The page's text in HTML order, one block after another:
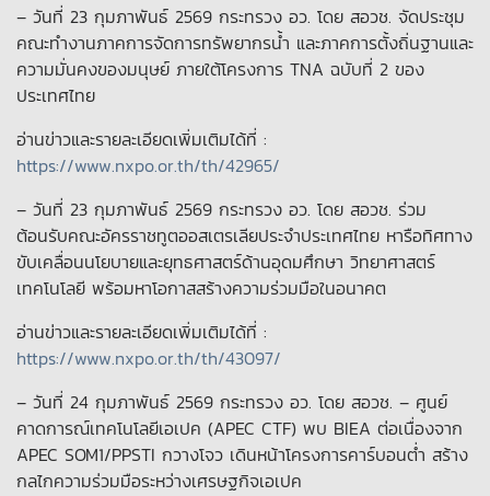
– วันที่ 23 กุมภาพันธ์ 2569 กระทรวง อว. โดย สอวช. จัดประชุม
คณะทำงานภาคการจัดการทรัพยากรน้ำ และภาคการตั้งถิ่นฐานและ
ความมั่นคงของมนุษย์ ภายใต้โครงการ TNA ฉบับที่ 2 ของ
ประเทศไทย
อ่านข่าวและรายละเอียดเพิ่มเติมได้ที่ :
https://www.nxpo.or.th/th/42965/
– วันที่ 23 กุมภาพันธ์ 2569 กระทรวง อว. โดย สอวช. ร่วม
ต้อนรับคณะอัครราชทูตออสเตรเลียประจำประเทศไทย หารือทิศทาง
ขับเคลื่อนนโยบายและยุทธศาสตร์ด้านอุดมศึกษา วิทยาศาสตร์
เทคโนโลยี พร้อมหาโอกาสสร้างความร่วมมือในอนาคต
อ่านข่าวและรายละเอียดเพิ่มเติมได้ที่ :
https://www.nxpo.or.th/th/43097/
– วันที่ 24 กุมภาพันธ์ 2569 กระทรวง อว. โดย สอวช. – ศูนย์
คาดการณ์เทคโนโลยีเอเปค (APEC CTF) พบ BIEA ต่อเนื่องจาก
APEC SOM1/PPSTI กวางโจว เดินหน้าโครงการคาร์บอนต่ำ สร้าง
กลไกความร่วมมือระหว่างเศรษฐกิจเอเปค